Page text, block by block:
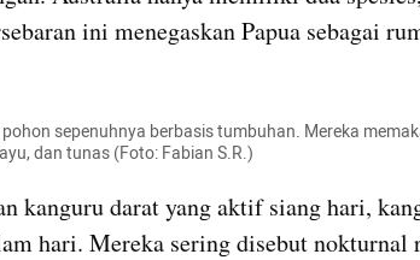
ini menegaskan Papua sebagai
sepenuhnya berbasis tumbuhan. Mereka
dan tunas (Foto: Fabian S.R.)
kanguru darat yang aktif siang hari,
hari. Mereka sering disebut nokturnal